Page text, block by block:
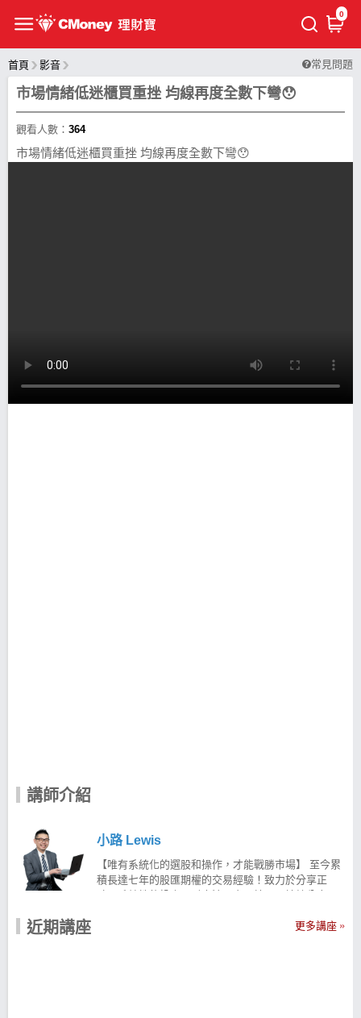
0
首頁 影音 常見問題
市場情緒低迷櫃買重挫 均線再度全數下彎😯
觀看人數： 364
市場情緒低迷櫃買重挫 均線再度全數下彎😯
講師介紹
小路 Lewis
【唯有系統化的選股和操作，才能戰勝市場】 至今累
積長達七年的股匯期權的交易經驗！致力於分享正
確、系統性的投資理財方法、交易技巧，持續分享具
股票、外匯保證金、ETFs等商品提供持續性的資訊，
近期講座 更多講座